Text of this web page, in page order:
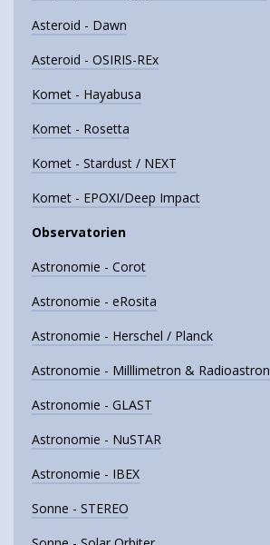
Asteroid - Dawn
Asteroid - OSIRIS-REx
Komet - Hayabusa
Komet - Rosetta
Komet - Stardust / NEXT
Komet - EPOXI/Deep Impact
Observatorien
Astronomie - Corot
Astronomie - eRosita
Astronomie - Herschel / Planck
Astronomie - Milllimetron & Radioastron
Astronomie - GLAST
Astronomie - NuSTAR
Astronomie - IBEX
Sonne - STEREO